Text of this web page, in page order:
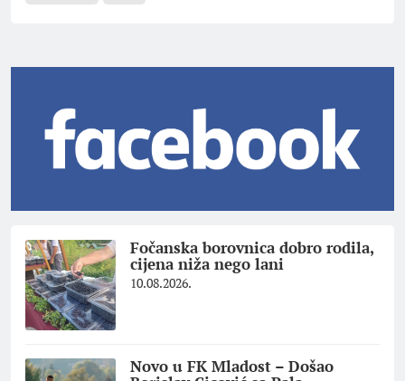
Fočanska borovnica dobro rodila,
cijena niža nego lani
10.08.2026.
Novo u FK Mladost – Došao